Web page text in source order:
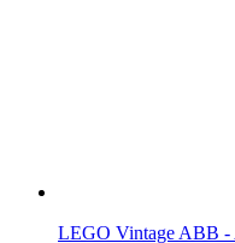
LEGO Vintage ABB -